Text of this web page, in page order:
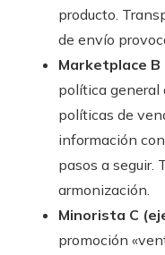
producto.
de envío
Marketplace
política general
políticas de
información
pasos a seguir.
armonización.
Minorista C
promoción